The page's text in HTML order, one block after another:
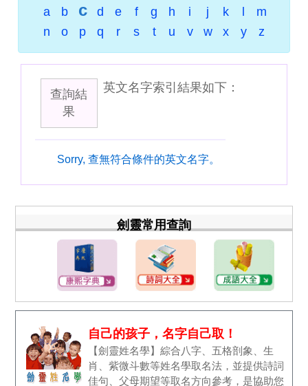
a b c d e f g h i j k
m
n
o p q r s t u v w x y z
查詢結
果
英文名字索引結果如下：
Sorry, 查無符合條件的英文名字。
劍靈常用查詢
自己的孩子，名字自己取！
【劍靈姓名學】綜合八字、五格剖象、生
肖、紫微斗數等姓名學取名法，並提供詩詞
佳句、父母期望等取名方向參考，是協助您